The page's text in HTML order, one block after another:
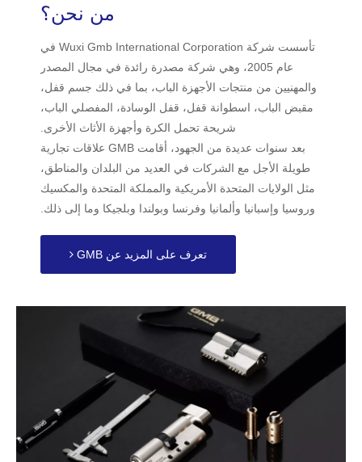
من نحن؟
تأسست شركة Wuxi Gmb International Corporation في
عام 2005، وهي شركة مصدرة رائدة في مجال المصدر
والمهنيين من منتجات الأجهزة الباب، بما في ذلك جسم قفل،
مقبض الباب، اسطوانة قفل، قفل الوسادة، المفصلي الباب،
شريحة تحمل الكرة وأجهزة الأثاث الأخرى.
بعد سنوات عديدة من الجهود، أقامت GMB علاقات تجارية
طويلة الأجل مع الشركات في العديد من البلدان والمناطق،
مثل الولايات المتحدة الأمريكية والمملكة المتحدة والمكسيك
وروسيا وإسبانيا وألمانيا وفرنسا وبولندا وبلجيكا وما إلى ذلك.
تعرف على المزيد عن GMB